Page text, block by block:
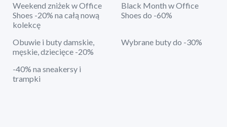
Weekend zniżek w Office
Shoes -20% na całą nową
kolekcę
Black Month w Office
Shoes do -60%
Obuwie i buty damskie,
męskie, dziecięce -20%
Wybrane buty do -30%
-40% na sneakersy i
trampki